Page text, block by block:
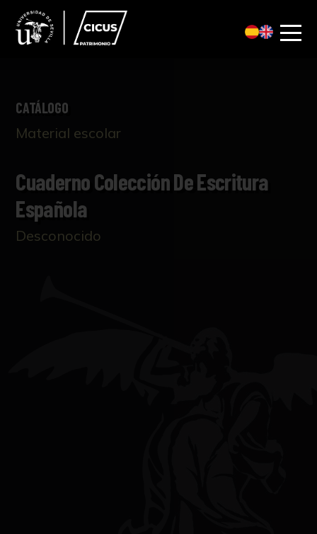
CATÁLOGO
Material escolar
Cuaderno Colección De Escritura
Española
Desconocido